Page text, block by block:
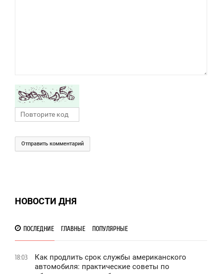
Отправить комментарий
НОВОСТИ ДНЯ
ПОСЛЕДНИЕ ГЛАВНЫЕ ПОПУЛЯРНЫЕ
18:03
Как продлить срок службы американского
автомобиля: практические советы по